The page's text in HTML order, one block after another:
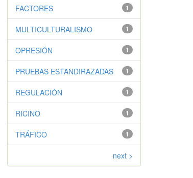
1
FACTORES
1
MULTICULTURALISMO
1
OPRESIÓN
1
PRUEBAS ESTANDIRAZADAS
1
REGULACIÓN
1
RICINO
1
TRÁFICO
next >